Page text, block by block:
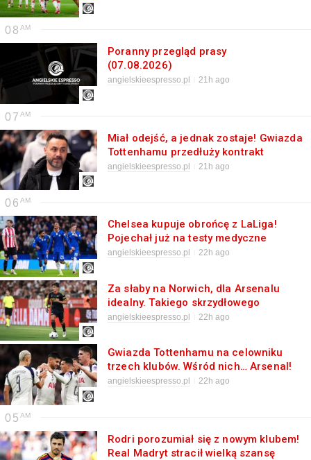
08
Poranny przegląd prasy
(07.08.2026)
angielskieespresso.pl 21h ago
07
Miał odejść, a jednak zostaje! Gwiazda
Tottenhamu przedłuży kontrakt
angielskieespresso.pl 21h ago
06
Chelsea kupuje obrońcę z LaLiga!
Pojechał już na testy medyczne
angielskieespresso.pl 22h ago
Za słaby na Norwich, dla Arsenalu
idealny. Takiego skrzydłowego
Kanonierzy nie mieli od lat
angielskieespresso.pl 22h ago
Gwiazda Tottenhamu na celowniku
trzech klubów. Wśród nich… Arsenal!
angielskieespresso.pl 22h ago
05
Rodri porozumiał się z nowym klubem!
Real Madryt stracił wielką szansę